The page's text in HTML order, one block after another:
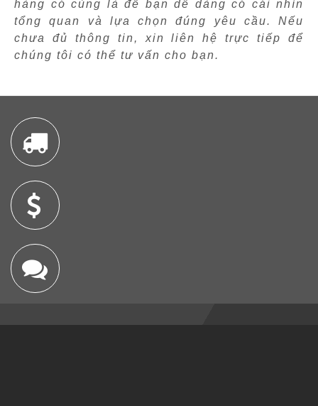
hàng có cùng là để bạn dễ dàng có cái nhìn
tổng quan và lựa chọn đúng yêu cầu. Nếu
chưa đủ thông tin, xin liên hệ trực tiếp để
chúng tôi có thể tư vấn cho bạn.